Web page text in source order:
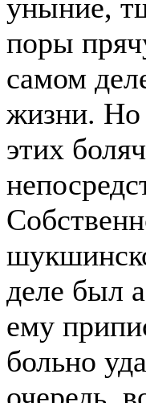
уныние,
поры
самом
жизни. Но
этих
деле был
ему
больно